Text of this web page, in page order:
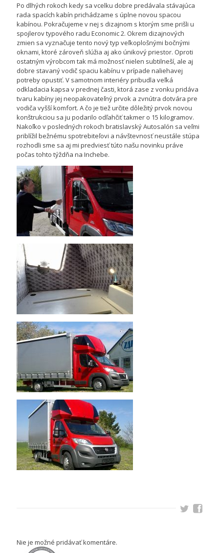
Po dlhých rokoch kedy sa vcelku dobre predávala stávajúca
rada spacích kabín prichádzame s úplne novou spacou
kabínou. Pokračujeme v nej s dizajnom s ktorým sme prišli u
spojlerov typového radu Economic 2. Okrem dizajnových
zmien sa vyznačuje tento nový typ veľkoplošnými bočnými
oknami, ktoré zároveň slúžia aj ako únikový priestor. Oproti
ostatným výrobcom tak má možnosť nielen subtilneší, ale aj
dobre stavaný vodič spaciu kabínu v prípade naliehavej
potreby opustiť. V samotnom interiéry pribudla veľká
odkladacia kapsa v prednej časti, ktorá zase z vonku pridáva
tvaru kabíny jej neopakovateľný prvok a zvnútra dotvára pre
vodiča vyšší komfort. A čo je tiež určite dôležitý prvok novou
konštrukciou sa ju podarilo odľahčiť takmer o 15 kilogramov.
Nakoľko v posledných rokoch bratislavský Autosalón sa veľmi
priblížil bežnému spotrebiteľovi a návštevnosť neustále stúpa
rozhodli sme sa aj mi predviesť túto našu novinku práve
počas tohto týždňa na Inchebe.
Nie je možné pridávať komentáre.